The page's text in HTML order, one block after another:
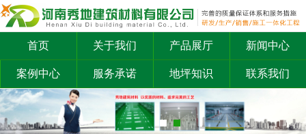
首页 关于我们 产品展厅 新闻中心
案例中心 服务承诺 地坪知识 联系我们